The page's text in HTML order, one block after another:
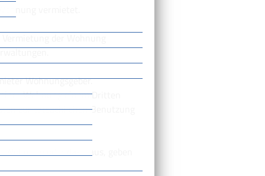
vermietet.
der Wohnung
Wohnungsgeber.
Wohnung einem Dritten
zur tatsächlichen Benutzung
oder das Haus, geben